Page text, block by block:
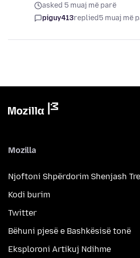
asked 5 muaj më parë
piguy413replied5 muaj më
Mozilla
Njoftoni Shpërdorim Shenjash
Kodi burim
Twitter
Bëhuni pjesë e Bashkësisë tonë
Eksploroni Artikuj Ndihme